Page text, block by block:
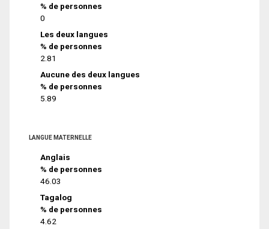
% de personnes
0
Les deux langues
% de personnes
2.81
Aucune des deux langues
% de personnes
5.89
LANGUE MATERNELLE
Anglais
% de personnes
46.03
Tagalog
% de personnes
4.62